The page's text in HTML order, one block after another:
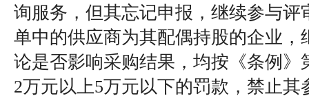
询服务，但其忘记申报，继续参与评
单中的供应商为其配偶持股的企业，
论是否影响采购结果，均按《条例》
2万元以上5万元以下的罚款，禁止